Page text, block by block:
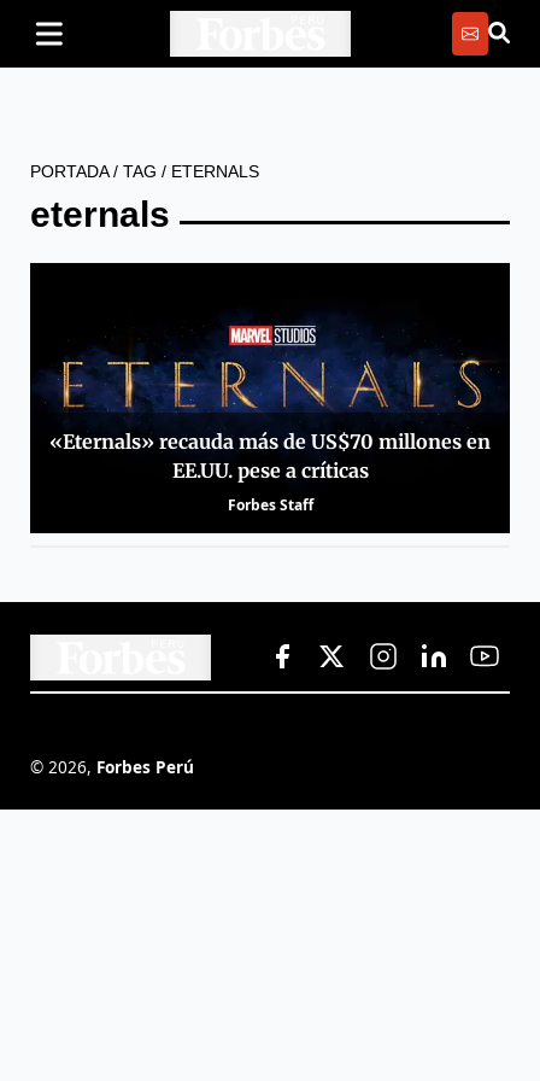
PORTADA/ TAG / ETERNALS
eternals
«Eternals» recauda más de US$70 millones en
EE.UU. pese a críticas
Forbes Staff
© 2026, Forbes Perú